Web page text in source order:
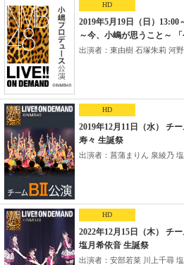
HD
2019年5月19日（日）
～今、小嶋が思うこと～
出演者：東由樹 石塚朱莉 河野
HD
2019年12月11日（水） チ
寿々 生誕祭
出演者：菖蒲まりん 泉綾乃 塩
HD
2022年12月15日（木） チ
塩月希依音 生誕祭
出演者：安部若菜 川上千尋 塩